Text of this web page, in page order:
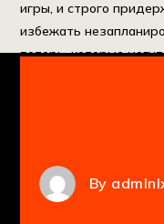
игры, и строго
избежать
потерь, которые
By